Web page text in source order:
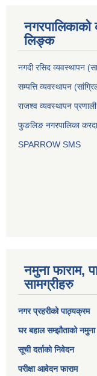
लिङ्क
नगदी रसिद व्यवस्थापन
सम्पत्ति व्यवस्थापन
राजश्व व्यवस्थापन
फुङलिङ नगरपालिका
SPARROW SMS
नमुना फाराम,
सामग्रीहरु
नगर प्रहरीको पाठ्यक्रम
घर बहाल सम्झौताको नमुना
सूची दर्ताको निवेदन
परीक्षा आवेदन फाराम